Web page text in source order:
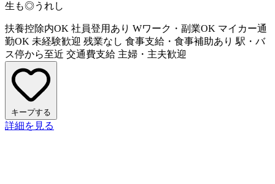
生も◎うれし
扶養控除内OK 社員登用あり Wワーク・副業OK マイカー通
勤OK 未経験歓迎 残業なし 食事支給・食事補助あり 駅・バ
ス停から至近 交通費支給 主婦・主夫歓迎
キープする
詳細を見る